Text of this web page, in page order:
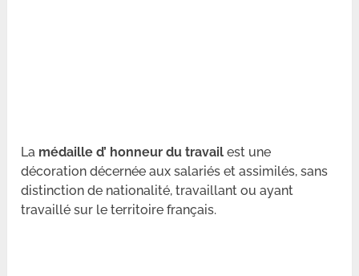
La médaille d’ honneur du travail est une
décoration décernée aux salariés et assimilés, sans
distinction de nationalité, travaillant ou ayant
travaillé sur le territoire français.